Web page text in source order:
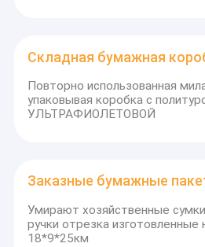
Складная бумажная
Повторно использованная
упаковывая коробка с
УЛЬТРАФИОЛЕТОВОЙ
Заказные бумажные
Умирают хозяйственные
ручки отрезка изготовленные
18*9*25км